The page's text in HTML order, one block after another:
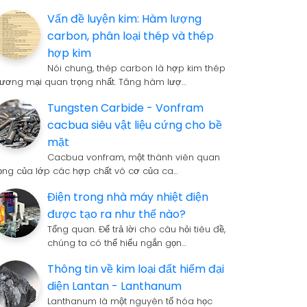
Vấn đề luyện kim: Hàm lượng
carbon, phân loại thép và thép
hợp kim
Nói chung, thép carbon là hợp kim thép
mại quan trọng nhất. Tăng hàm lượ…
Tungsten Carbide - Vonfram
cacbua siêu vật liệu cứng cho bề
mặt
Cacbua vonfram, một thành viên quan
của lớp các hợp chất vô cơ của ca…
Điện trong nhà máy nhiệt điện
được tạo ra như thế nào?
Tổng quan. Để trả lời cho câu hỏi tiêu đề,
chúng ta có thể hiểu ngắn gọn…
Thông tin về kim loại đất hiếm đại
diện Lantan - Lanthanum
Lanthanum là một nguyên tố hóa học